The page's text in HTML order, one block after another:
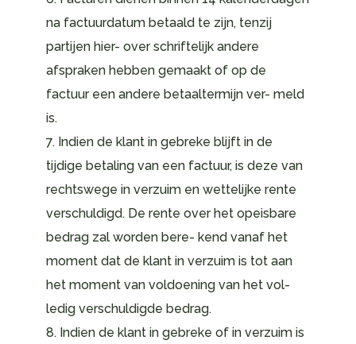
na factuurdatum betaald te zijn, tenzij
partijen hier- over schriftelijk andere
afspraken hebben gemaakt of op de
factuur een andere betaaltermijn ver- meld
is.
7. Indien de klant in gebreke blijft in de
tijdige betaling van een factuur, is deze van
rechtswege in verzuim en wettelijke rente
verschuldigd. De rente over het opeisbare
bedrag zal worden bere- kend vanaf het
moment dat de klant in verzuim is tot aan
het moment van voldoening van het vol-
ledig verschuldigde bedrag.
8. Indien de klant in gebreke of in verzuim is